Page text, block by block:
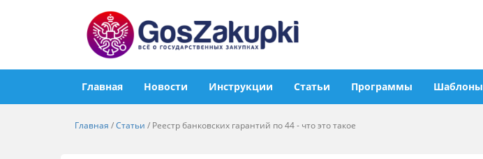
Главная Новости Инструкции Статьи Программы Шаблоны
Главная /Статьи / Реестр банковских гарантий по 44 - что это такое